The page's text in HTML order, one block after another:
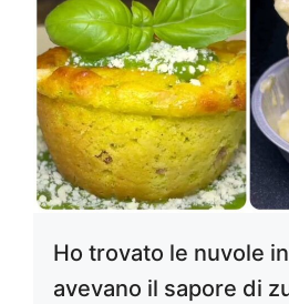
Ho trovato le nuvole
avevano il sapore di